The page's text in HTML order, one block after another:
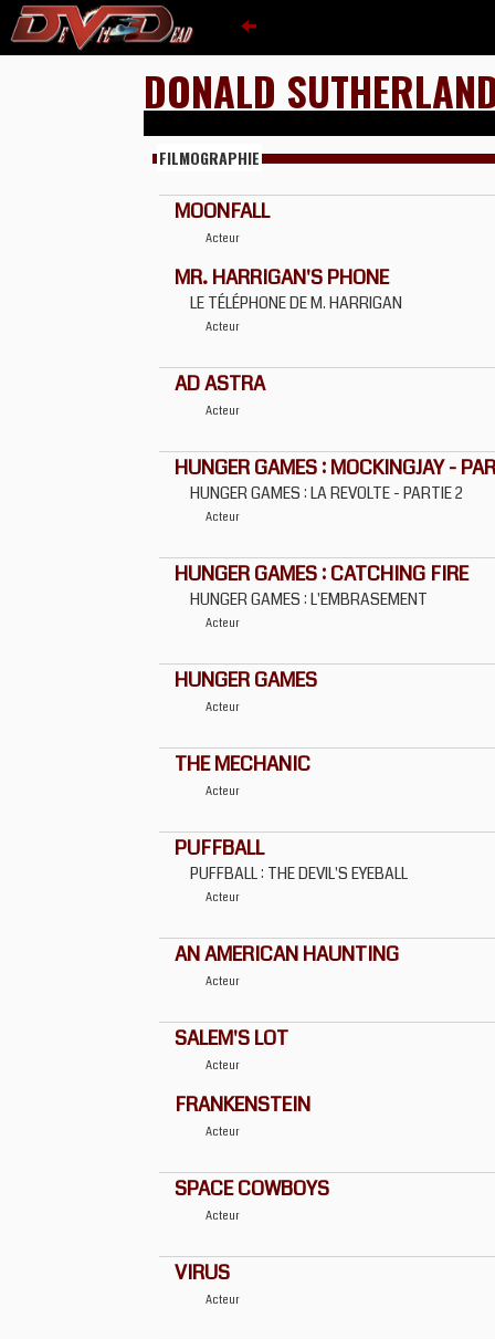
DONALD
FILMOGRAPHIE
MOONFALL
Acteur
MR. HARRIGAN'S PHONE
LE TÉLÉPHONE DE M. HARRIGAN
Acteur
AD ASTRA
Acteur
HUNGER GAMES : MOCKINGJAY -
HUNGER GAMES : LA REVOLTE - PARTIE 2
Acteur
HUNGER GAMES : CATCHING FIRE
HUNGER GAMES : L'EMBRASEMENT
Acteur
HUNGER GAMES
Acteur
THE MECHANIC
Acteur
PUFFBALL
PUFFBALL : THE DEVIL'S EYEBALL
Acteur
AN AMERICAN HAUNTING
Acteur
SALEM'S LOT
Acteur
FRANKENSTEIN
Acteur
SPACE COWBOYS
Acteur
VIRUS
Acteur